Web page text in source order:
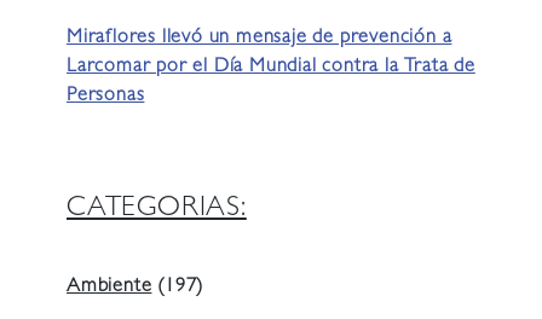
Miraflores llevó un mensaje de prevención a
Larcomar por el Día Mundial contra la Trata de
Personas
CATEGORIAS:
Ambiente(197)